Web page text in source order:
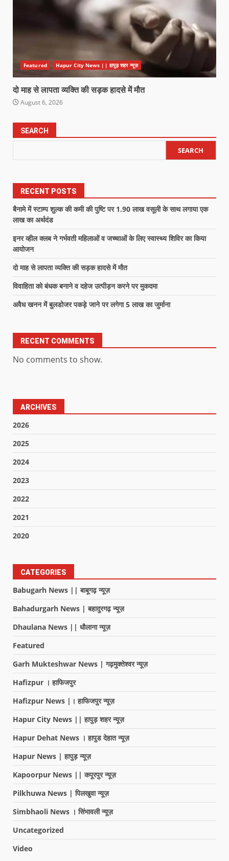
Featured Hapur City News || हापुड़ शहर न्यूज़
दो माह से लापता व्यक्ति की सड़क हादसे में मौत
August 6, 2026
SEARCH
SEARCH
RECENT POSTS
बैनामे में स्टाम्प शुल्क की कमी की पुष्टि पर 1.90 लाख वसूली के साथ लगाया एक
लाख का अर्थदंड
इनर व्हील क्लब ने गर्भवती महिलाओं व जच्चाओं के लिए स्वास्थ्य शिविर का किया
आयोजन
दो माह से लापता व्यक्ति की सड़क हादसे में मौत
विवाहिता को बंधक बनाने व दहेज उत्पीड़न करने पर मुकदमा
अवैध खनन में बुलडोजर पकड़े जाने पर लगेगा 5 लाख का जुर्माना
RECENT COMMENTS
No comments to show.
ARCHIVES
2026
2025
2024
2023
2022
2021
2020
CATEGORIES
Babugarh News || बाबूगढ़ न्यूज़
Bahadurgarh News | बहादुरगढ़ न्यूज़
Dhaulana News || धौलाना न्यूज़
Featured
Garh Mukteshwar News | गढ़मुक्तेश्वर न्यूज़
Hafizpur । हाफिजपुर
Hafizpur News |। हाफिजपुर न्यूज़
Hapur City News || हापुड़ शहर न्यूज़
Hapur Dehat News । हापुड देहात न्यूज़
Hapur News | हापुड़ न्यूज़
Kapoorpur News || कपूरपुर न्यूज़
Pilkhuwa News | पिलखुवा न्यूज़
Simbhaoli News । सिंभावली न्यूज़
Uncategorized
Video